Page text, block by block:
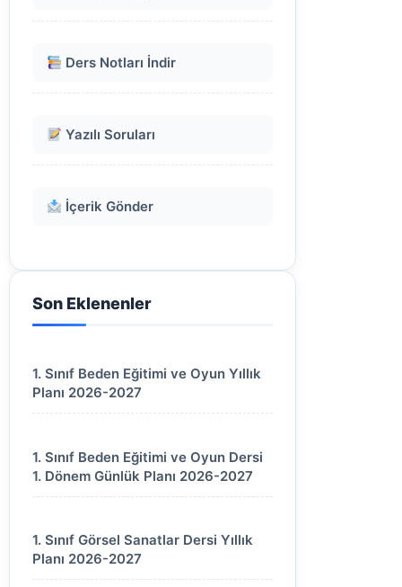
Ders Notları İndir
Yazılı Soruları
İçerik Gönder
Son Eklenenler
1. Sınıf Beden Eğitimi ve Oyun Yıllık
Planı 2026-2027
1. Sınıf Beden Eğitimi ve Oyun Dersi
1. Dönem Günlük Planı 2026-2027
1. Sınıf Görsel Sanatlar Dersi Yıllık
Planı 2026-2027